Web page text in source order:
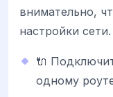
внимательно,
настройки сети.
🔌
одному